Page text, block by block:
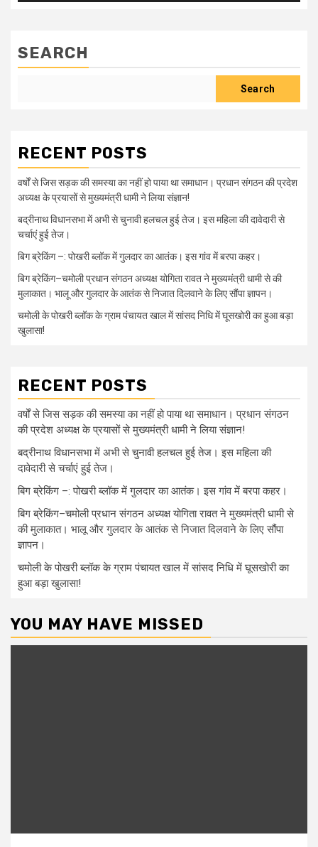
SEARCH
Search
RECENT POSTS
वर्षों से जिस सड़क की समस्या का नहीं हो पाया था समाधान। प्रधान संगठन की प्रदेश
अध्यक्ष के प्रयासों से मुख्यमंत्री धामी ने लिया संज्ञान!
बद्रीनाथ विधानसभा में अभी से चुनावी हलचल हुई तेज। इस महिला की दावेदारी से
चर्चाएं हुई तेज।
बिग ब्रेकिंग –: पोखरी ब्लॉक में गुलदार का आतंक। इस गांव में बरपा कहर।
बिग ब्रेकिंग–चमोली प्रधान संगठन अध्यक्ष योगिता रावत ने मुख्यमंत्री धामी से की
मुलाकात। भालू और गुलदार के आतंक से निजात दिलवाने के लिए सौंपा ज्ञापन।
चमोली के पोखरी ब्लॉक के ग्राम पंचायत खाल में सांसद निधि में घूसखोरी का हुआ बड़ा
खुलासा!
RECENT POSTS
वर्षों से जिस सड़क की समस्या का नहीं हो पाया था समाधान। प्रधान संगठन
की प्रदेश अध्यक्ष के प्रयासों से मुख्यमंत्री धामी ने लिया संज्ञान!
बद्रीनाथ विधानसभा में अभी से चुनावी हलचल हुई तेज। इस महिला की
दावेदारी से चर्चाएं हुई तेज।
बिग ब्रेकिंग –: पोखरी ब्लॉक में गुलदार का आतंक। इस गांव में बरपा कहर।
बिग ब्रेकिंग–चमोली प्रधान संगठन अध्यक्ष योगिता रावत ने मुख्यमंत्री धामी से
की मुलाकात। भालू और गुलदार के आतंक से निजात दिलवाने के लिए सौंपा
ज्ञापन।
चमोली के पोखरी ब्लॉक के ग्राम पंचायत खाल में सांसद निधि में घूसखोरी का
हुआ बड़ा खुलासा!
YOU MAY HAVE MISSED